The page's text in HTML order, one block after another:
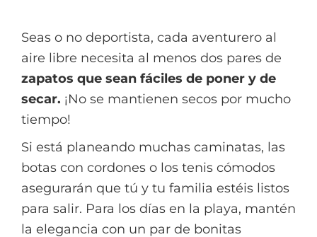
Seas o no deportista, cada aventurero al
aire libre necesita al menos dos pares de
zapatos que sean fáciles de poner y de
secar. ¡No se mantienen secos por mucho
tiempo!
Si está planeando muchas caminatas, las
botas con cordones o los tenis cómodos
asegurarán que tú y tu familia estéis listos
para salir. Para los días en la playa, mantén
la elegancia con un par de bonitas